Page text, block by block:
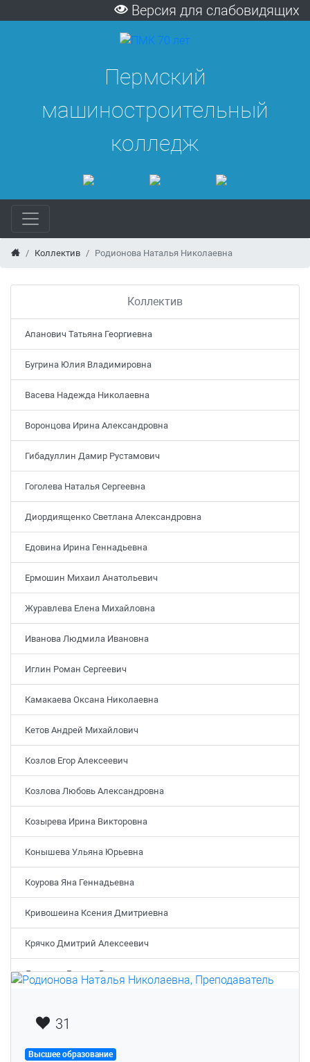
Версия для слабовидящих
Пермский
машиностроительный
колледж
Коллектив Родионова Наталья Николаевна
Коллектив
Апанович Татьяна Георгиевна
Бугрина Юлия Владимировна
Васева Надежда Николаевна
Воронцова Ирина Александровна
Гибадуллин Дамир Рустамович
Гоголева Наталья Сергеевна
Диордиященко Светлана Александровна
Едовина Ирина Геннадьевна
Ермошин Михаил Анатольевич
Журавлева Елена Михайловна
Иванова Людмила Ивановна
Иглин Роман Сергеевич
Камакаева Оксана Николаевна
Кетов Андрей Михайлович
Козлов Егор Алексеевич
Козлова Любовь Александровна
Козырева Ирина Викторовна
Конышева Ульяна Юрьевна
Коурова Яна Геннадьевна
Кривошеина Ксения Дмитриевна
Крячко Дмитрий Алексеевич
Летунова Галина Владимировна
31
Высшее образование